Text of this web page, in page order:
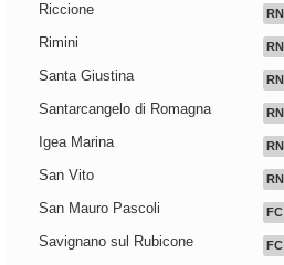
Riccione RN
Rimini RN
Santa Giustina RN
Santarcangelo di Romagna RN
Igea Marina RN
San Vito RN
San Mauro Pascoli FC
Savignano sul Rubicone FC